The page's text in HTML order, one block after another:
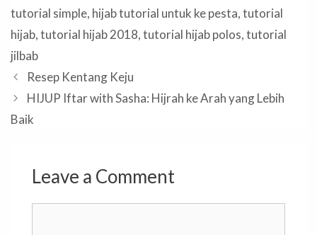
tutorial simple, hijab tutorial untuk ke pesta,tutorial
hijab,tutorial hijab 2018,tutorial hijab polos,tutorial
jilbab
Resep Kentang Keju
HIJUP Iftar with Sasha: Hijrah ke Arah yang Lebih
Baik
Leave a Comment